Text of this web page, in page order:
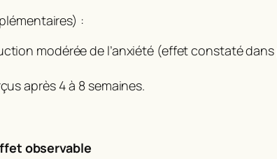
:
modérée de l’anxiété (effet constaté
après 4 à 8 semaines.
observable